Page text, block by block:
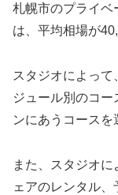
札幌市のプライベ
は、平均相場が
スタジオによっ
ジュール別のコ
ンにあうコースを
また、スタジオ
ェアのレンタル、